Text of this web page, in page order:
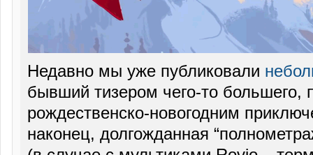
Недавно мы уже публиковали
бывший тизером чего-то большего,
рождественско-новогодним
наконец, долгожданная